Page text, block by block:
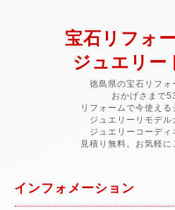
宝石リフォ
ジュエリー
徳島県の宝石リフォ
おかげさまで
リフォームで今使える
ジュエリーリモデル
ジュエリーコーディ
見積り無料。お気軽に
インフォメーション